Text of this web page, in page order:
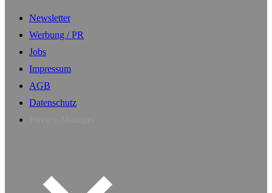
Newsletter
Werbung / PR
Jobs
Impressum
AGB
Datenschutz